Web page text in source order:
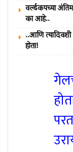
वर्ल्डकपच्या
का आहे..
..आणि
होता!